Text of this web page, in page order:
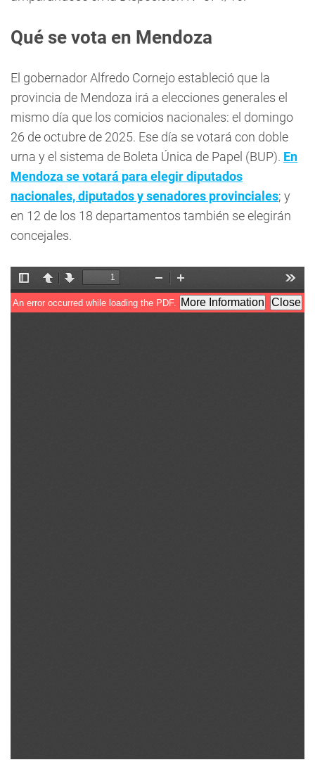
Qué se vota en Mendoza
El gobernador Alfredo Cornejo estableció que la
provincia de Mendoza irá a elecciones generales el
mismo día que los comicios nacionales: el domingo
26 de octubre de 2025. Ese día se votará con doble
urna y el sistema de Boleta Única de Papel (BUP). En
Mendoza se votará para elegir diputados
nacionales, diputados y senadores provinciales; y
en 12 de los 18 departamentos también se elegirán
concejales.